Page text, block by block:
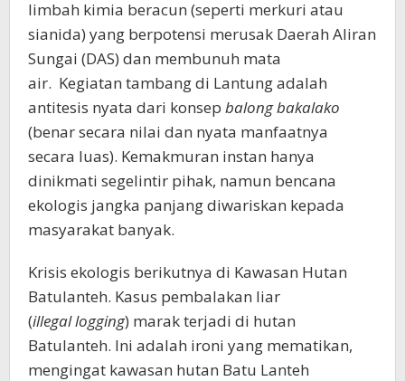
limbah kimia beracun (seperti merkuri atau
sianida) yang berpotensi merusak Daerah Aliran
Sungai (DAS) dan membunuh mata
air. Kegiatan tambang di Lantung adalah
antitesis nyata dari konsep balong bakalako
(benar secara nilai dan nyata manfaatnya
secara luas). Kemakmuran instan hanya
dinikmati segelintir pihak, namun bencana
ekologis jangka panjang diwariskan kepada
masyarakat banyak.
Krisis ekologis berikutnya di Kawasan Hutan
Batulanteh. Kasus pembalakan liar
(illegal logging) marak terjadi di hutan
Batulanteh. Ini adalah ironi yang mematikan,
mengingat kawasan hutan Batu Lanteh